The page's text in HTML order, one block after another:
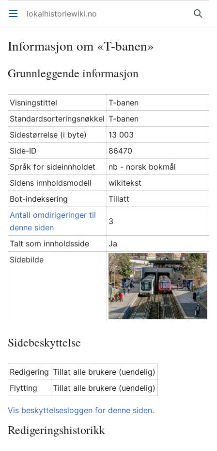
Åpne hovedmenyen lokalhistoriewiki.no Søk
Informasjon om «T-banen»
Grunnleggende informasjon
Visningstittel
T-banen
Standardsorteringsnøkkel T-banen
Sidestørrelse (i byte)
13 003
Side-ID
86470
Språk for sideinnholdet
nb - norsk bokmål
Sidens innholdsmodell
wikitekst
Bot-indeksering
Tillatt
Antall omdirigeringer til
denne siden
3
Talt som innholdsside
Ja
Sidebilde
Sidebeskyttelse
Redigering Tillat alle brukere (uendelig)
Flytting
Tillat alle brukere (uendelig)
Vis beskyttelsesloggen for denne siden.
Redigeringshistorikk